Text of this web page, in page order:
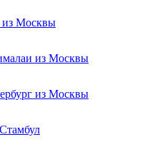
из Москвы
из Москвы
из Москвы